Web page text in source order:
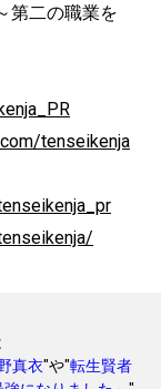
第二の職業を
tenseikenja
真衣"や"転生賢者